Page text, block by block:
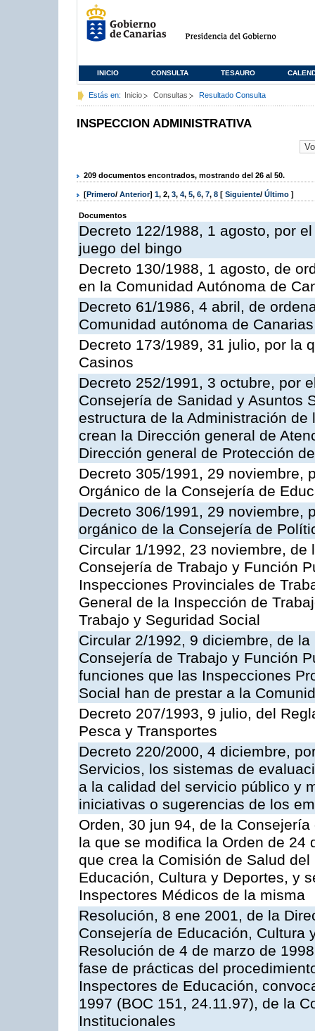
INICIO CONSULTA TESAURO
Estás en: Inicio Consultas Resultado Consulta
INSPECCION ADMINISTRATIVA
209 documentos encontrados, mostrando del 26 al 50.
[Primero/ Anterior] 1, 2, 3, 4, 5, 6, 7, 8 [ Siguiente/ Último ]
Documentos
Decreto 122/1988, 1 agosto, por
juego del bingo
Decreto 130/1988, 1 agosto, de
en la Comunidad Autónoma de
Decreto 61/1986, 4 abril, de
Comunidad autónoma de Canarias
Decreto 173/1989, 31 julio, por la
Casinos
Decreto 252/1991, 3 octubre, por
Consejería de Sanidad y Asuntos
estructura de la Administración
crean la Dirección general de
Dirección general de Protección
Decreto 305/1991, 29 noviembre,
Orgánico de la Consejería de
Decreto 306/1991, 29 noviembre,
orgánico de la Consejería de
Circular 1/1992, 23 noviembre,
Consejería de Trabajo y Función
Inspecciones Provinciales de
General de la Inspección de
Trabajo y Seguridad Social
Circular 2/1992, 9 diciembre, de
Consejería de Trabajo y Función
funciones que las Inspecciones
Social han de prestar a la
Decreto 207/1993, 9 julio, del
Pesca y Transportes
Decreto 220/2000, 4 diciembre,
Servicios, los sistemas de
a la calidad del servicio público y
iniciativas o sugerencias de los
Orden, 30 jun 94, de la
la que se modifica la Orden de 24
que crea la Comisión de Salud
Educación, Cultura y Deportes, y
Inspectores Médicos de la misma
Resolución, 8 ene 2001, de la
Consejería de Educación, Cultura
Resolución de 4 de marzo de
fase de prácticas del
Inspectores de Educación,
1997 (BOC 151, 24.11.97), de la
Institucionales